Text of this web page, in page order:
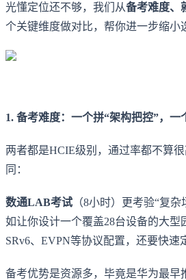
光懂定位还不够，我们从备考难度、
个关键维度做对比，帮你进一步缩小
1. 备考难度：一个拼“架构把控”，一
两者都是HCIE级别，通过率都不算
同：
数通LAB考试 （8小时）更考验“复
如让你设计一个覆盖28台设备的大型
SRv6、EVPN等协议配置，还要快速
备考优势是资源多，毕竟是华为最早